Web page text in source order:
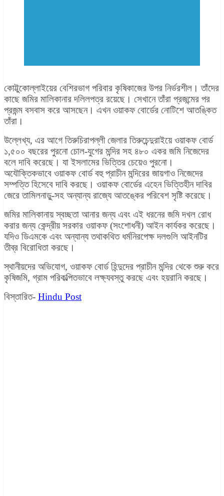
কোট্টুকোল্লাইয়ের বেশিরভাগ পরিবার কৃষিকাজের উপর নির্ভরশীল। তাঁদের
কাছে জমির মালিকানার দলিলপত্র রয়েছে। সেখানে তাঁরা প্রজন্মের পর
প্রজন্ম বসবাস করে আসছেন। এখন ওয়াকফ বোর্ডের নোটিশে আতঙ্কিত
তাঁরা।
উল্লেখ্য, এর আগে তিরুচিরাপল্লী জেলার তিরুচেন্দুরাইয়ে ওয়াকফ বোর্ড
১,৫০০ বছরের পুরনো চোল-যুগের মন্দির সহ ৪৮০ একর জমি নিজেদের
বলে দাবি করেছে। যা ইসলামের ভিত্তির চেয়েও পুরনো।
অযৌক্তিকভাবে ওয়াকফ বোর্ড বহু প্রাচীন মন্দিরের জায়গাও নিজেদের
সম্পত্তি হিসেবে দাবি করছে। ওয়াকফ বোর্ডের এহেন ভিত্তিহীন দাবির
জেরে তামিলনাড়ু-সহ অন্যান্য রাজ্যে আতঙ্কের পরিবেশ সৃষ্টি করেছে।
জমির মালিকানায় স্বচ্ছতা আনার জন্য এবং এই ধরনের জমি দখল রোধ
করার জন্য কেন্দ্রীয় সরকার ওয়াকফ (সংশোধনী) আইন কার্যকর করেছে।
যদিও ডিএমকে এবং অন্যান্য তথাকথিত ধর্মনিরপেক্ষ দলগুলি আইনটির
তীব্র বিরোধিতা করছে।
স্থানীয়দের অভিযোগ, ওয়াকফ বোর্ড হিন্দুদের প্রাচীন মন্দির থেকে শুরু করে
কৃষিজমি, গ্রাম পরিকল্পিতভাবে লক্ষ্যবস্তু করছে এবং হয়রানি করছে।
বিস্তারিত- Hindu Post